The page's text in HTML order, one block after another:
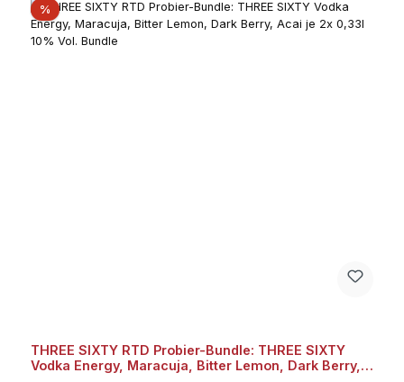
%Rabatt
THREE SIXTY RTD Probier-Bundle: THREE SIXTY
Vodka Energy, Maracuja, Bitter Lemon, Dark Berry,